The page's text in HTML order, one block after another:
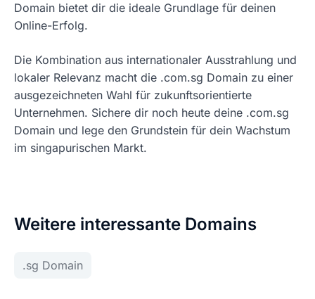
Domain bietet dir die ideale Grundlage für deinen
Online-Erfolg.
Die Kombination aus internationaler Ausstrahlung und
lokaler Relevanz macht die .com.sg Domain zu einer
ausgezeichneten Wahl für zukunftsorientierte
Unternehmen. Sichere dir noch heute deine .com.sg
Domain und lege den Grundstein für dein Wachstum
im singapurischen Markt.
Weitere interessante Domains
.sg Domain